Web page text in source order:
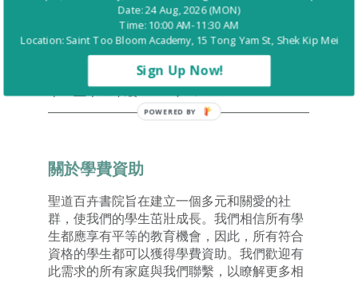
九至十年級 $19,730 11
十一至十二年級 $20,310 11
關於學費資助
聖道百卉書院旨在建立一個多元和關愛的社
群，使我們的學生茁壯成長。我們相信所有學
生都應享有平等的教育機會，因此，所有符合
資格的學生都可以獲得學費資助。我們歡迎有
此需求的所有家庭與我們聯繫，以瞭解更多相
Date: 24 Aug, 2026 (MON)
Time: 10:00 AM-11:30 AM
Location: Saint Too Bloom Academy, 15 Tong Yam St, Shek Kip Mei
Sign Up Now!
POWERED BY